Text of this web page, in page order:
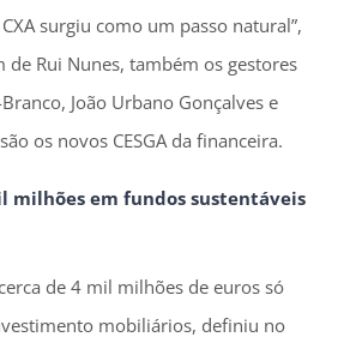
surgiu como um passo natural”,
de Rui Nunes, também os gestores
João Urbano Gonçalves e
os novos CESGA da financeira.
milhões em fundos sustentáveis
de 4 mil milhões de euros só
mobiliários, definiu no